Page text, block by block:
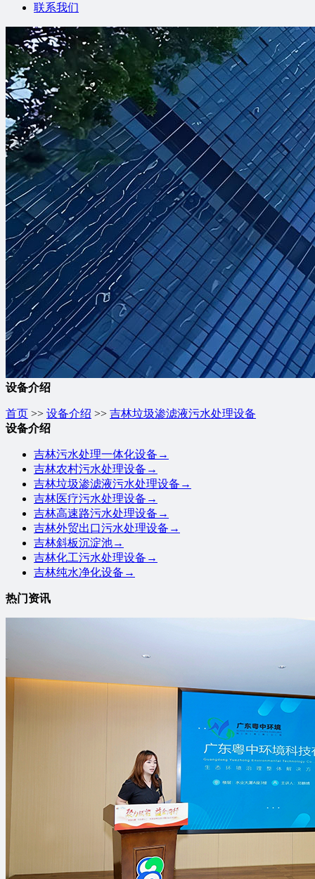
联系我们
设备介绍
首页 >> 设备介绍 >> 吉林垃圾渗滤液污水处理设备
设备介绍
吉林污水处理一体化设备 →
吉林农村污水处理设备 →
吉林垃圾渗滤液污水处理设备 →
吉林医疗污水处理设备 →
吉林高速路污水处理设备 →
吉林外贸出口污水处理设备 →
吉林斜板沉淀池→
吉林化工污水处理设备 →
吉林纯水净化设备 →
热门资讯